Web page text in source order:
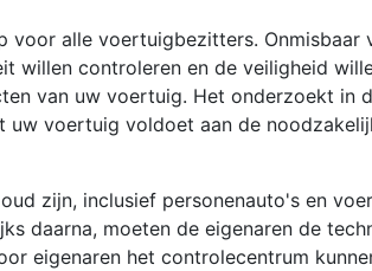
alle voertuigbezitters.
controleren en de veiligheid
van uw voertuig. Het onderzoekt in
voertuig voldoet aan de
zijn, inclusief personenauto's en
daarna, moeten de eigenaren de
eigenaren het controlecentrum